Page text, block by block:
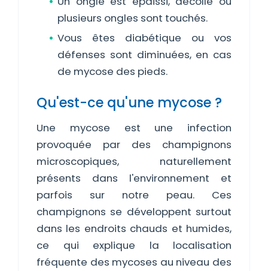
plusieurs ongles sont touchés.
Vous êtes diabétique ou vos
défenses sont diminuées, en cas
de mycose des pieds.
Qu'est-ce qu'une mycose ?
Une mycose est une infection
provoquée par des champignons
microscopiques, naturellement
présents dans l'environnement et
parfois sur notre peau. Ces
champignons se développent surtout
dans les endroits chauds et humides,
ce qui explique la localisation
fréquente des mycoses au niveau des